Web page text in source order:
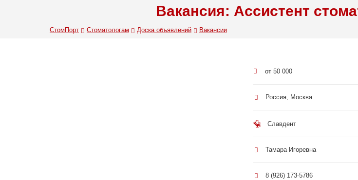
Вакансия: Ассистент
СтомПорт Стоматологам Доска объявлений Вакансии
от 50 000
Россия, Москва
Славдент
Тамара Игоревна
8 (926) 173-5786